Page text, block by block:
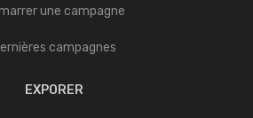
une campagne
campagnes
EXPORER